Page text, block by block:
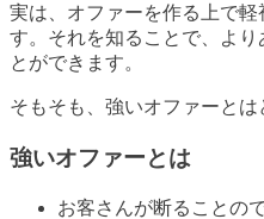
実は、オファーを作る上で
す。それを知ることで、よ
とができます。
そもそも、強いオファーと
強いオファーとは
お客さんが断ることの